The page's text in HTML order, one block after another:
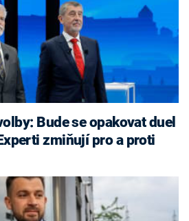
zmiňují pro a proti